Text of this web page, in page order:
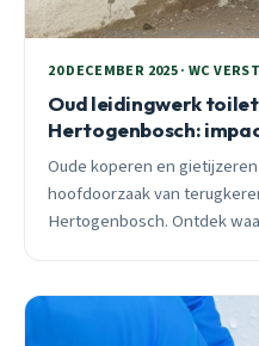
20 DECEMBER 2025 · WC
Oud leidingwerk
Hertogenbosch:
Oude koperen en
hoofdoorzaak van
Hertogenbosch. Ontdek